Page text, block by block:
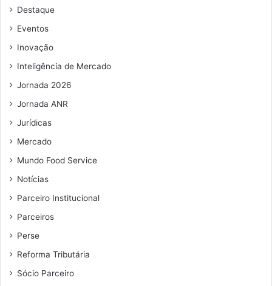
e
e
a
i
Destaque
Eventos
Inovação
Inteligência de Mercado
Jornada 2026
Jornada ANR
Jurídicas
Mercado
Mundo Food Service
Notícias
Parceiro Institucional
Parceiros
Perse
Reforma Tributária
Sócio Parceiro